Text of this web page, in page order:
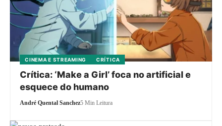
CINEMA E STREAMING CRÍTICA
Crítica: ‘Make a Girl’ foca no artificial e
esquece do humano
André Quental Sanchez5 Min Leitura